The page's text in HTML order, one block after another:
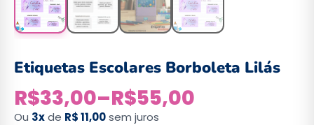
Etiquetas Escolares Borboleta Lilás
R$33,00–R$55,00
Ou 3xde R$ 11,00sem juros